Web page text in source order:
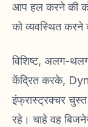
आप हल करने की
को व्यवस्थित करने
विशिष्ट, अलग-
केंद्रित करके,
इंफ्रास्ट्रक्चर चुस्त
रहे। चाहे वह